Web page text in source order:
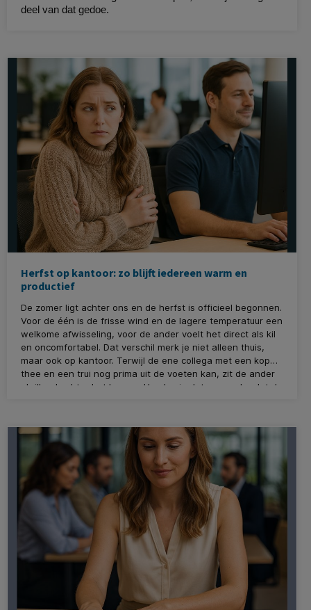
deel van dat gedoe.
Herfst op kantoor: zo blijft iedereen warm en
productief
De zomer ligt achter ons en de herfst is officieel begonnen.
Voor de één is de frisse wind en de lagere temperatuur een
welkome afwisseling, voor de ander voelt het direct als kil
en oncomfortabel. Dat verschil merk je niet alleen thuis,
maar ook op kantoor. Terwijl de ene collega met een kop
thee en een trui nog prima uit de voeten kan, zit de ander
al rillend achter het bureau. Hoe los je dat op zonder dat de